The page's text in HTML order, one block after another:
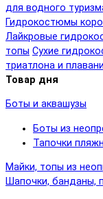
для водного
Гидрокостюмы
Лайкровые
топы Сухие
триатлона и
Товар дня
Боты и аквашузы
Боты из
Тапочки
Майки, топы из
Шапочки, банданы,